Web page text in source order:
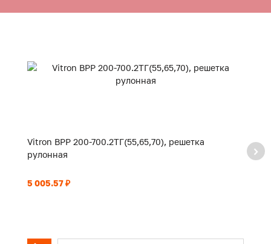
Vitron ВРР 200-700.2ТГ(55,65,70), решетка
рулонная
5 005.57 ₽